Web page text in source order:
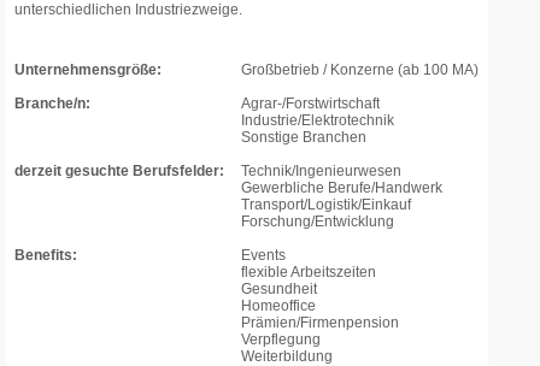
unterschiedlichen Industriezweige.
Unternehmensgröße:
Großbetrieb / Konzerne (ab 100 MA)
Branche/n:
Agrar-/Forstwirtschaft
Industrie/Elektrotechnik
Sonstige Branchen
derzeit gesuchte Berufsfelder:
Technik/Ingenieurwesen
Gewerbliche Berufe/Handwerk
Transport/Logistik/Einkauf
Forschung/Entwicklung
Benefits:
Events
flexible Arbeitszeiten
Gesundheit
Homeoffice
Prämien/Firmenpension
Verpflegung
Weiterbildung